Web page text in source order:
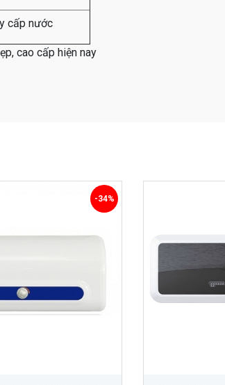
cấp nước
cao cấp hiện nay
-34%